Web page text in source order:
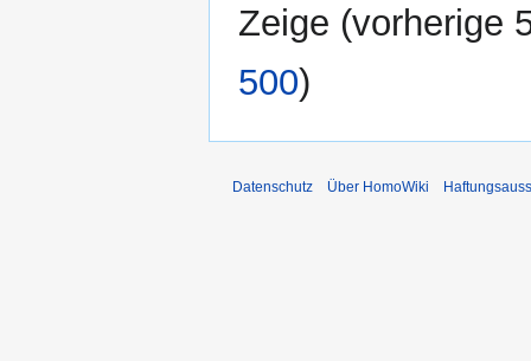
Zeige (vorherige
500)
Datenschutz Über HomoWiki